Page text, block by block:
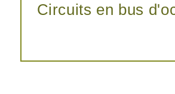
Circuits en bus